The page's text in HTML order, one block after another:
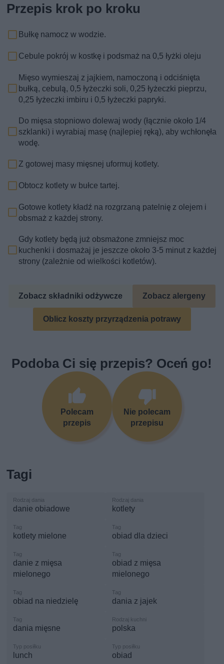
Przepis krok po kroku
Bułkę namocz w wodzie.
Cebule pokrój w kostkę i podsmaż na 0,5 łyżki oleju
Mięso wymieszaj z jajkiem, namoczoną i odciśnięta
bułką, cebulą, 0,5 łyżeczki soli, 0,25 łyżeczki pieprzu,
0,25 łyżeczki imbiru i 0,5 łyżeczki papryki.
Do mięsa stopniowo dolewaj wody (łącznie około 1/4
szklanki) i wyrabiaj masę (najlepiej ręką), aby wchłonęła
wodę.
Z gotowej masy mięsnej uformuj kotlety.
Obtocz kotlety w bułce tartej.
Gotowe kotlety kładź na rozgrzaną patelnię z olejem i
obsmaż z każdej strony.
Gdy kotlety będą już obsmażone zmniejsz moc
kuchenki i dosmażaj je jeszcze około 3-5 minut z każdej
strony (zależnie od wielkości kotletów).
Zobacz składniki odżywcze Zobacz alergeny
Oblicz koszty przyrządzenia potrawy
Podoba Ci się przepis? Oceń go!
Polecam
przepis
Nie polecam
przepisu
Tagi
danie obiadowe kotlety
kotlety mielone obiad dla dzieci
danie z mięsa
mielonego
obiad z mięsa
mielonego
obiad na niedzielę dania z jajek
dania mięsne polska
lunch obiad